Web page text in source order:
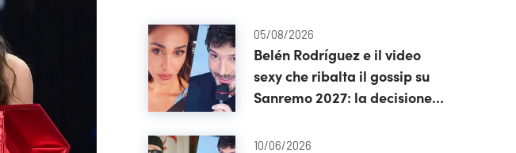
05/08/2026
Belén Rodríguez e il video
sexy che ribalta il gossip su
Sanremo 2027: la decisione
10/06/2026